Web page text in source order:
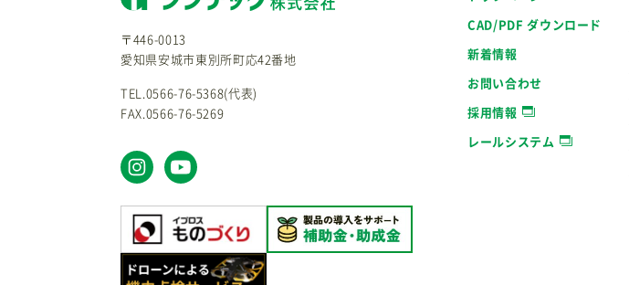
〒446-0013
愛知県安城市東別所町応42番地
TEL.0566-76-5368(代表)
FAX.0566-76-5269
CAD/PDF ダウンロード
新着情報
お問い合わせ
採用情報
レールシステム